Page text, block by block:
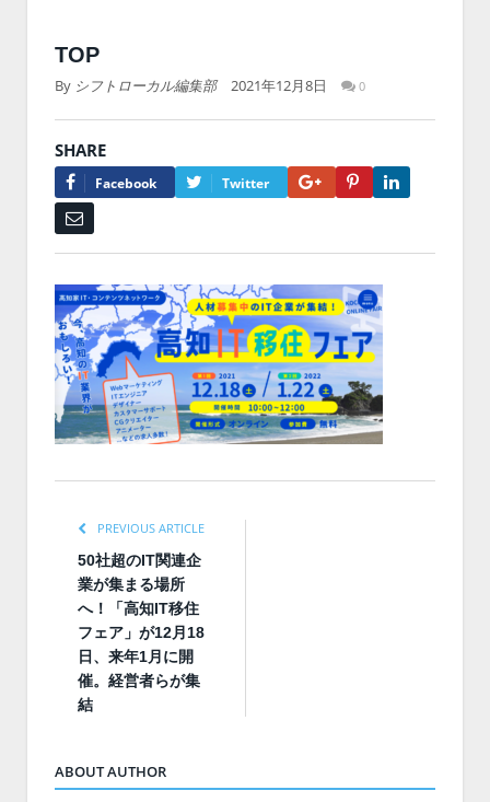
TOP
By シフトローカル編集部 2021年12月8日 0
SHARE
Facebook Twitter Google+Pinterest
PREVIOUS ARTICLE
50社超のIT関連企
業が集まる場所
へ！「高知IT移住
フェア」が12月18
日、来年1月に開
催。経営者らが集
結
ABOUT AUTHOR